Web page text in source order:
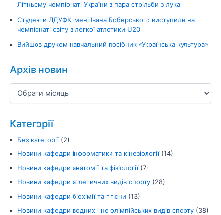
Літньому чемпіонаті України з пара стрільби з лука
Студенти ЛДУФК імені Івана Боберського виступили на
чемпіонаті світу з легкої атлетики U20
Вийшов друком навчальний посібник «Українська культура»
Архів новин
Категорії
Без категорії(2)
Новини кафедри інформатики та кінезіології(14)
Новини кафедри анатомії та фізіології(7)
Новини кафедри атлетичних видів спорту (28)
Новини кафедри біохімії та гігієни (13)
Новини кафедри водних і не олімпійських видів спорту (38)